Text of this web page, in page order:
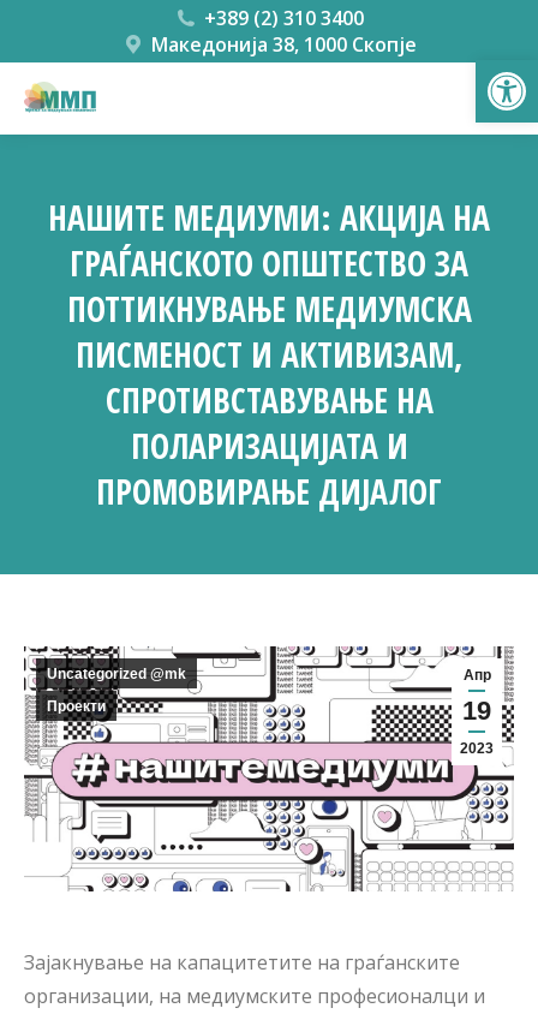
+389 (2) 310 3400
Македонија 38, 1000 Скопје
НАШИТЕ МЕДИУМИ: АКЦИЈА НА
ГРАЃАНСКОТО ОПШТЕСТВО ЗА
ПОТТИКНУВАЊЕ МЕДИУМСКА
ПИСМЕНОСТ И АКТИВИЗАМ,
СПРОТИВСТАВУВАЊЕ НА
ПОЛАРИЗАЦИЈАТА И
ПРОМОВИРАЊЕ ДИЈАЛОГ
Апр
19
2023
Uncategorized @mk
Проекти
Зајакнување на капацитетите на граѓанските
организации, на медиумските професионалци и